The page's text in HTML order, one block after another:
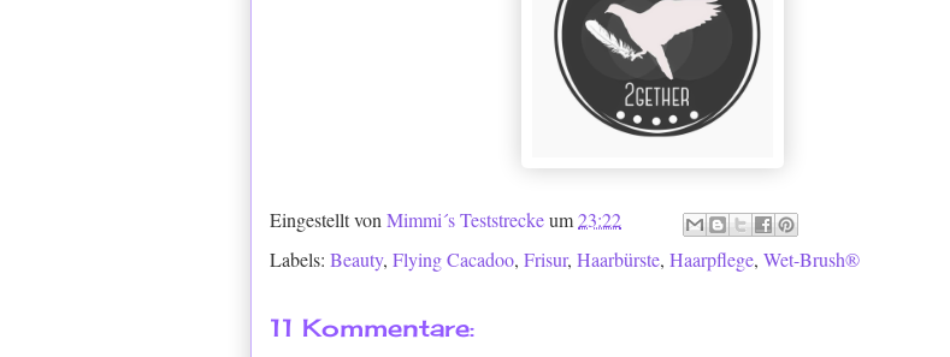
Eingestellt von Mimmi´s Teststreckeum23:22
Labels: Beauty, Flying Cacadoo, Frisur, Haarbürste, Haarpflege, Wet-Brush®
11 Kommentare: